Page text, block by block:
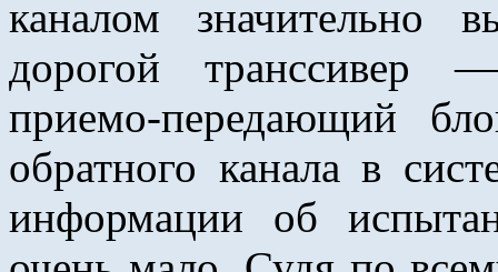
каналом значительно
дорогой транссивер
приемо-передающий
обратного канала в
информации об